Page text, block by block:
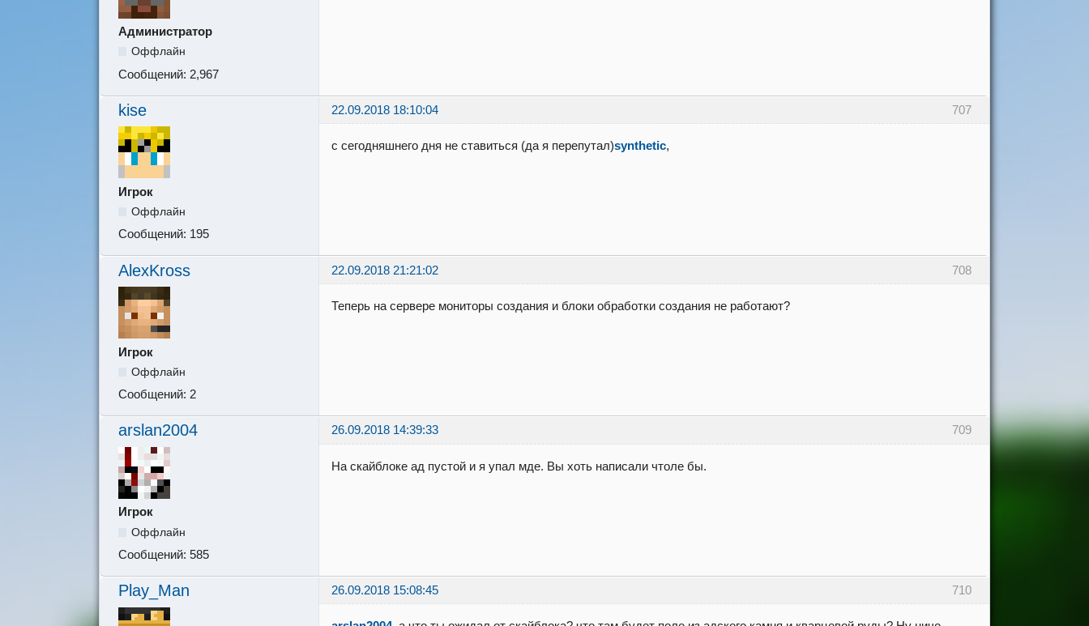
Администратор
Оффлайн
Сообщений: 2,967
707
kise 22.09.2018 18:10:04
Игрок
Оффлайн
Сообщений: 195
с сегодняшнего дня не ставиться (да я перепутал)synthetic,
708
AlexKross 22.09.2018 21:21:02
Игрок
Оффлайн
Сообщений: 2
Теперь на сервере мониторы создания и блоки обработки создания не работают?
709
arslan2004 26.09.2018 14:39:33
Игрок
Оффлайн
Сообщений: 585
На скайблоке ад пустой и я упал мде. Вы хоть написали чтоле бы.
710
Play_Man 26.09.2018 15:08:45